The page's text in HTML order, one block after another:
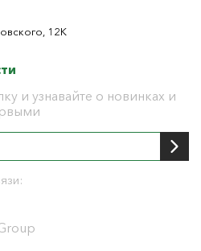
12К
и узнавайте о новинках и